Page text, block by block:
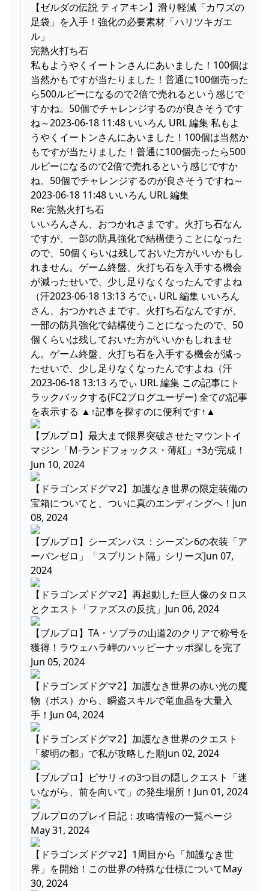
【ゼルダの伝説 ティアキン】滑り軽減「カワズの
足袋」を入手！強化の必要素材「ハリツキガエ
ル」
完熟火打ち石
私もようやくイートンさんにあいました！100個は
当然かもですが当たりました！普通に100個売った
ら500ルピーになるので2倍で売れるという感じで
すかね。50個でチャレンジするのが良さそうです
ね～2023-06-18 11:48 いいろん URL 編集 私もよ
うやくイートンさんにあいました！100個は当然か
もですが当たりました！普通に100個売ったら500
ルピーになるので2倍で売れるという感じですか
ね。50個でチャレンジするのが良さそうですね～
2023-06-18 11:48 いいろん URL 編集
Re: 完熟火打ち石
いいろんさん、おつかれさまです。火打ち石なん
ですが、一部の防具強化で結構使うことになった
ので、50個くらいは残しておいた方がいいかもし
れません。ゲーム終盤、火打ち石を入手する機会
が減ったせいで、少し足りなくなったんですよね
（汗2023-06-18 13:13 ろでぃ URL 編集 いいろん
さん、おつかれさまです。火打ち石なんですが、
一部の防具強化で結構使うことになったので、50
個くらいは残しておいた方がいいかもしれませ
ん。ゲーム終盤、火打ち石を入手する機会が減っ
たせいで、少し足りなくなったんですよね（汗
2023-06-18 13:13 ろでぃ URL 編集 この記事にト
ラックバックする(FC2ブログユーザー) 全ての記事
を表示する ▲↑記事を探すのに便利です↑▲
【ブルプロ】最大まで限界突破させたマウントイ
マジン「M-ランドフォックス・薄紅」+3が完成！
Jun 10, 2024
【ドラゴンズドグマ2】加護なき世界の限定装備の
宝箱についてと、ついに真のエンディングへ！Jun
08, 2024
【ブルプロ】シーズンパス：シーズン6の衣装「ア
ーバンゼロ」「スプリント隔」シリーズJun 07,
2024
【ドラゴンズドグマ2】再起動した巨人像のタロス
とクエスト「ファズスの反抗」Jun 06, 2024
【ブルプロ】TA・ソプラの山道2のクリアで称号を
獲得！ラウェハラ岬のハッピーナッポ探しを完了
Jun 05, 2024
【ドラゴンズドグマ2】加護なき世界の赤い光の魔
物（ボス）から、瞬盗スキルで竜血晶を大量入
手！Jun 04, 2024
【ドラゴンズドグマ2】加護なき世界のクエスト
「黎明の都」で私が攻略した順Jun 02, 2024
【ブルプロ】ピサリィの3つ目の隠しクエスト「迷
いながら、前を向いて」の発生場所！Jun 01, 2024
ブルプロのプレイ日記：攻略情報の一覧ページ
May 31, 2024
【ドラゴンズドグマ2】1周目から「加護なき世
界」を開始！この世界の特殊な仕様についてMay
30, 2024